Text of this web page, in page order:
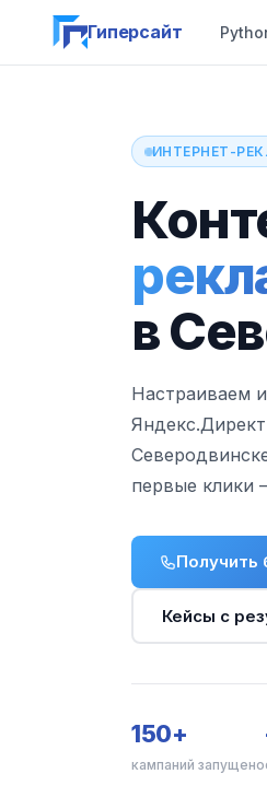
Гиперсайт
ИНТЕРНЕТ-
в
Настраиваем
первые клики
Получить
Кейсы с
150+
кампаний запущено